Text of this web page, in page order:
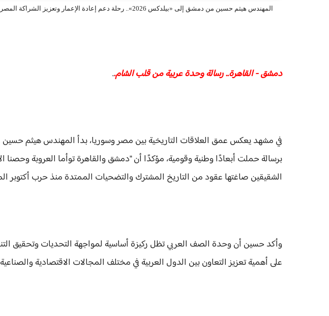
المهندس هيثم حسين من دمشق إلى «بيلدكس 2026».. رحلة دعم إعادة الإعمار وتعزيز الشراكة المصرية السورية بصحبه السفير المصري بالخارج
دمشق - القاهرة.. رسالة وحدة عربية من قلب الشام..
في مشهد يعكس عمق العلاقات التاريخية بين مصر وسوريا، بدأ المهندس هيثم حسين
برسالة حملت أبعادًا وطنية وقومية، مؤكدًا أن "دمشق والقاهرة توأما العروبة وحصنا
الشقيقين صاغتها عقود من التاريخ المشترك والتضحيات الممتدة منذ حرب أكتوبر
وأكد حسين أن وحدة الصف العربي تظل ركيزة أساسية لمواجهة التحديات وتحقيق
على أهمية تعزيز التعاون بين الدول العربية في مختلف المجالات الاقتصادية